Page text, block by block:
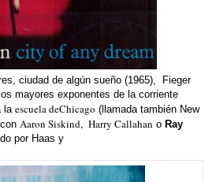
ciudad de algún sueño (1965), Fieger
mayores exponentes de la corriente
la escuela deChicago (llamada también New
Aaron Siskind, Harry Callahan o Ray
por Haas y